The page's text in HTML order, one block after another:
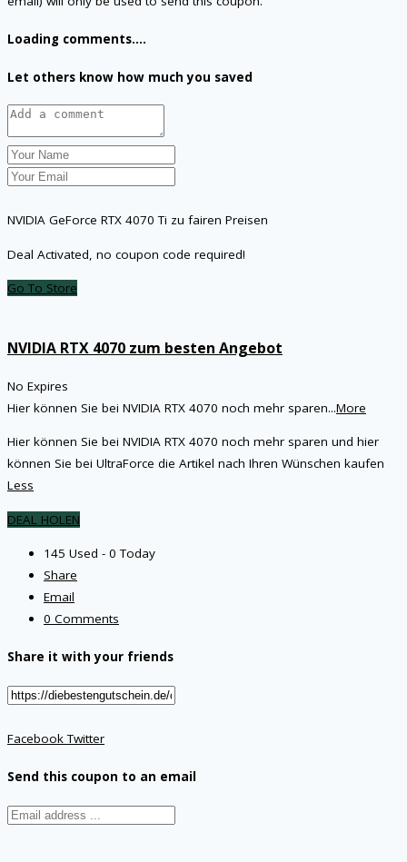
Loading comments....
Let others know how much you saved
NVIDIA GeForce RTX 4070 Ti zu fairen Preisen
Deal Activated, no coupon code required!
Go To Store
NVIDIA RTX 4070 zum besten Angebot
No Expires
Hier können Sie bei NVIDIA RTX 4070 noch mehr sparen...More
Hier können Sie bei NVIDIA RTX 4070 noch mehr sparen und hier
können Sie bei UltraForce die Artikel nach Ihren Wünschen kaufen
Less
DEAL HOLEN
145 Used - 0 Today
Share
Email
0 Comments
Share it with your friends
FacebookTwitter
Send this coupon to an email